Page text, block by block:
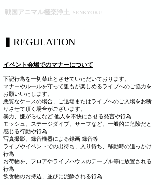
戦国アニマル極楽浄土 -SENKYOKU-
▍REGULATION
イベント会場でのマナーについて
下記行為を一切禁止とさせていただいております。
マナーやルールを守って誰もが楽しめるライブへのご協力を
お願いいたします。
悪質なケースの場合、ご退場またはライブへのご入場をお断
りさせて頂く場合がございます。
暴力、嫌がらせなど 他人を不快にさせる発言や行為
モッシュ、ステージダイブ、サーフなど、一般的に危険だと
感じる行動や行為
写真撮影、録音機器による録画 録音等
ライブやイベントでの出待ち、入り待ち、移動時の追っかけ
行為
お荷物を、フロアやライブハウスのテーブル等に放置される
行為
​飲食物のお持込、並びに泥酔される行為